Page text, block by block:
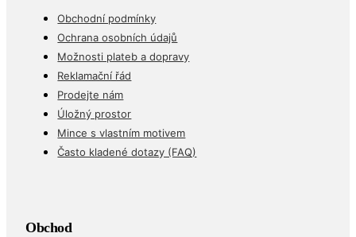
Obchodní podmínky
Ochrana osobních údajů
Možnosti plateb a dopravy
Reklamační řád
Prodejte nám
Úložný prostor
Mince s vlastním motivem
Často kladené dotazy (FAQ)
Obchod